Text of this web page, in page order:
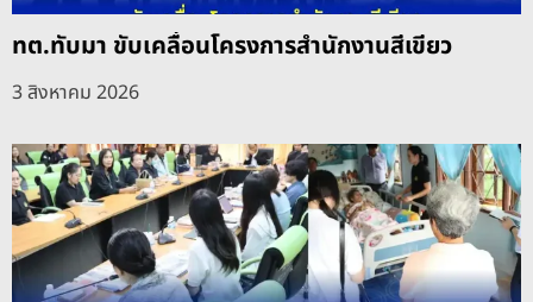
ทต.ทับมา ขับเคลื่อนโครงการสำนักงานสีเขียว
3 สิงหาคม 2026